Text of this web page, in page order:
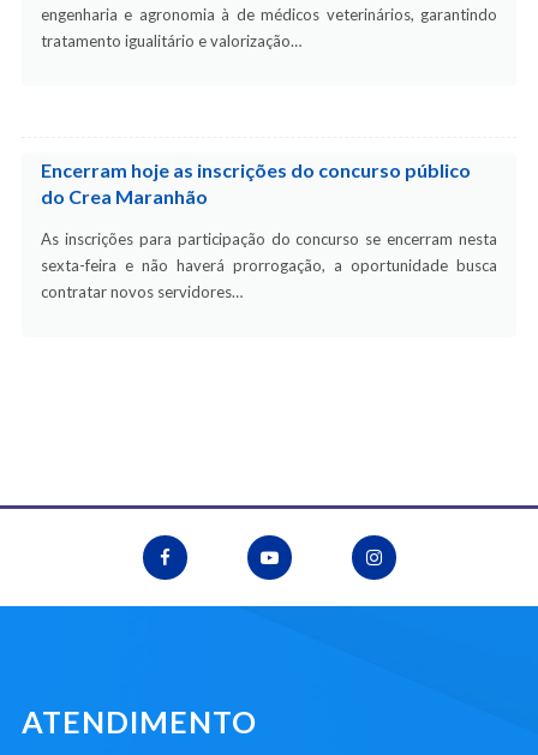
engenharia e agronomia à de médicos veterinários, garantindo
tratamento igualitário e valorização…
Encerram hoje as inscrições do concurso público
do Crea Maranhão
As inscrições para participação do concurso se encerram nesta
sexta-feira e não haverá prorrogação, a oportunidade busca
contratar novos servidores…
ATENDIMENTO